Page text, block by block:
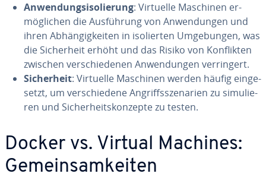
An­wen­dungs­iso­lie­rung: Virtuelle Maschinen er­
mög­li­chen die Aus­füh­rung von An­wen­dun­gen und
ihren Ab­hän­gig­kei­ten in iso­lier­ten Um­ge­bun­gen, was
die Si­cher­heit erhöht und das Risiko von Kon­flik­ten
zwischen ver­schie­de­nen An­wen­dun­gen ver­rin­gert.
Si­cher­heit: Virtuelle Maschinen werden häufig ein­ge­
setzt, um ver­schie­de­ne An­griffs­sze­na­ri­en zu si­mu­lie­
ren und Si­cher­heits­kon­zep­te zu testen.
Docker vs. Virtual Machines:
Ge­mein­sam­kei­ten